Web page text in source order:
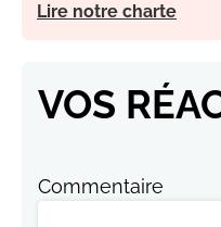
Lire notre charte
VOS
Commentaire